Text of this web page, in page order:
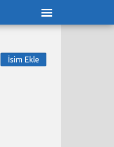
İsim Ekle